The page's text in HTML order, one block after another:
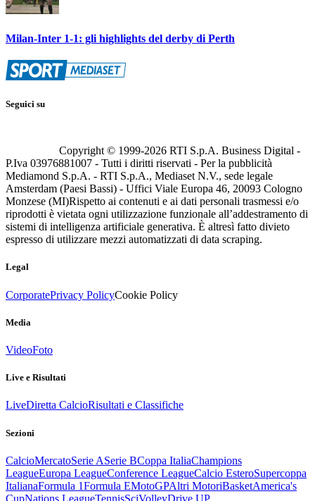
Milan-Inter 1-1: gli highlights del derby di Perth
Seguici su
Copyright © 1999-2026 RTI S.p.A. Business Digital -
P.Iva 03976881007 - Tutti i diritti riservati - Per la pubblicità
Mediamond S.p.A. - RTI S.p.A., Mediaset N.V., sede legale
Amsterdam (Paesi Bassi) - Uffici Viale Europa 46, 20093 Cologno
Monzese (MI)Rispetto ai contenuti e ai dati personali trasmessi e/o
riprodotti è vietata ogni utilizzazione funzionale all’addestramento di
sistemi di intelligenza artificiale generativa. È altresì fatto divieto
espresso di utilizzare mezzi automatizzati di data scraping.
Legal
CorporatePrivacy PolicyCookie Policy
Media
VideoFoto
Live e Risultati
LiveDiretta CalcioRisultati e Classifiche
Sezioni
CalcioMercatoSerie ASerie BCoppa ItaliaChampions
LeagueEuropa LeagueConference LeagueCalcio EsteroSupercoppa
ItalianaFormula 1Formula EMotoGPAltri MotoriBasketAmerica's
CupNations LeagueTennisSciVolleyDrive UP